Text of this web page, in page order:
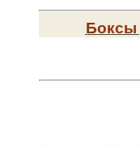
Боксы